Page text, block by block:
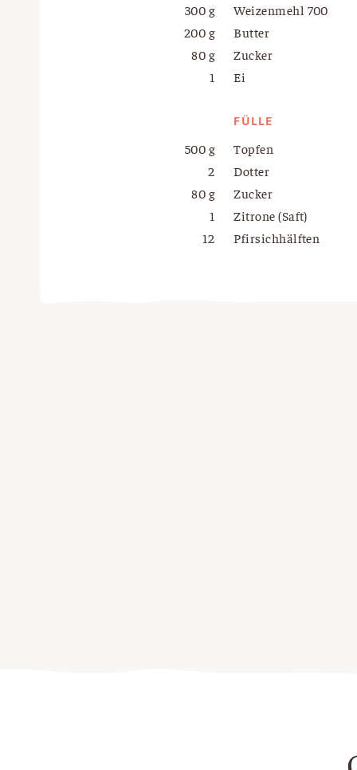
300 g
Weizenmehl 700
200 g
Butter
80 g
Zucker
1
Ei
FÜLLE
500 g
Topfen
2
Dotter
80 g
Zucker
1
Zitrone (Saft)
12
Pfirsichhälften